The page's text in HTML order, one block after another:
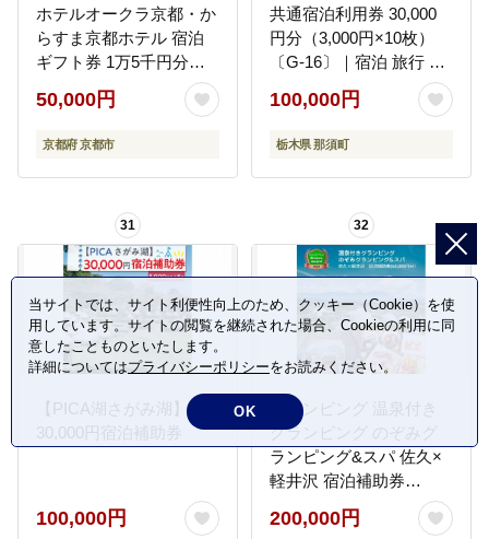
ホテルオークラ京都・か
らすま京都ホテル 宿泊
ギフト券 1万5千円分
（ホテルの宿泊、レスト
ラン等で使用可）［ 京
都 ヨーロピアンテイス
望 ホテル 宿泊 ギフト券
泊券 人気 おすすめ ホテ
ル 宿泊 旅行 観光 グルメ
ふるさと納税 ］
50,000円
京都府 京都市
共通宿泊利用券 30,000
円分（3,000円×10枚）
〔G-16〕｜宿泊 旅行 チ
ケット 宿泊券 温泉 露天
風呂 旅行券 ホテル 観光
国内旅行 那須 栃木県 那
100,000円
栃木県 那須町
31
【PICA湖さがみ湖】
30,000円宿泊補助券
100,000円
32
グランピング 温泉付き
グランピング のぞみグ
ランピング&スパ 佐久×
軽井沢 宿泊補助券
（60,000円分）【 キャ
ンプ グランピング アウ
200,000円
当サイトでは、サイト利便性向上のため、クッキー（Cookie）を使
用しています。サイトの閲覧を継続された場合、Cookieの利用に同
意したことものといたします。
詳細についてはプライバシーポリシーをお読みください。
OK